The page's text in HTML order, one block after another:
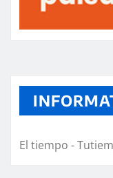
El tiempo -